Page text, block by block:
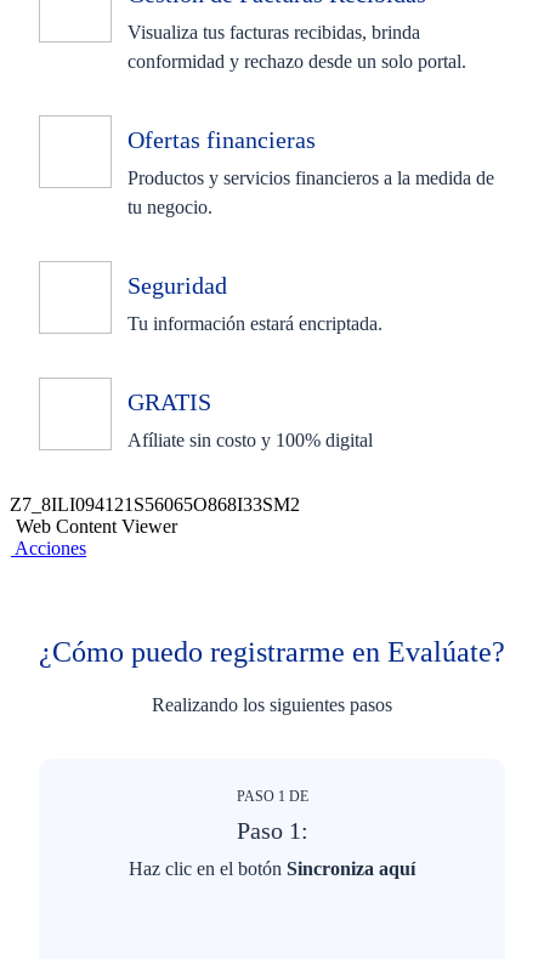
Visualiza tus facturas recibidas, brinda
conformidad y rechazo desde un solo portal.
Ofertas financieras
Productos y servicios financieros a la medida de
tu negocio.
Seguridad
Tu información estará encriptada.
GRATIS
Afíliate sin costo y 100% digital
Z7_8ILI094121S56065O868I33SM2
Web Content Viewer
Acciones
¿Cómo puedo registrarme en Evalúate?​
Realizando los siguientes pasos
PASO 1 DE
Paso 1:
Haz clic en el botón Sincroniza aquí